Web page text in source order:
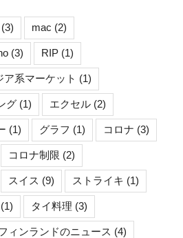
(3) mac (2)
(3) RIP (1)
ア系マーケット (1)
グ (1) エクセル (2)
(1) グラフ (1) コロナ (3)
コロナ制限 (2)
スイス (9) ストライキ (1)
(1) タイ料理 (3)
ィンランドのニュース (4)